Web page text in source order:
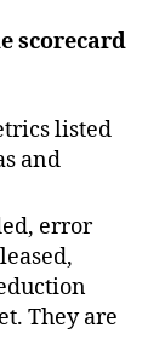
scorecard
listed
and
error
They are